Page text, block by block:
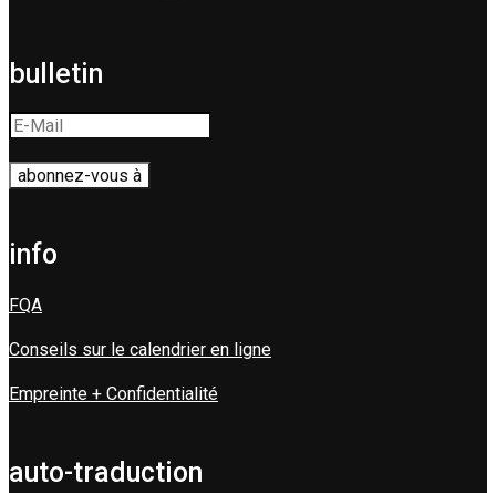
bulletin
info
FQA
Conseils sur le calendrier en ligne
Empreinte + Confidentialité
auto-traduction